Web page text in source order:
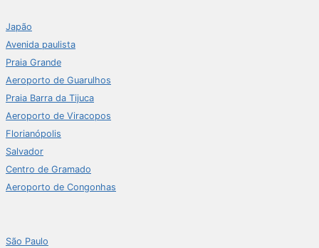
Japão
Avenida paulista
Praia Grande
Aeroporto de Guarulhos
Praia Barra da Tijuca
Aeroporto de Viracopos
Florianópolis
Salvador
Centro de Gramado
Aeroporto de Congonhas
São Paulo